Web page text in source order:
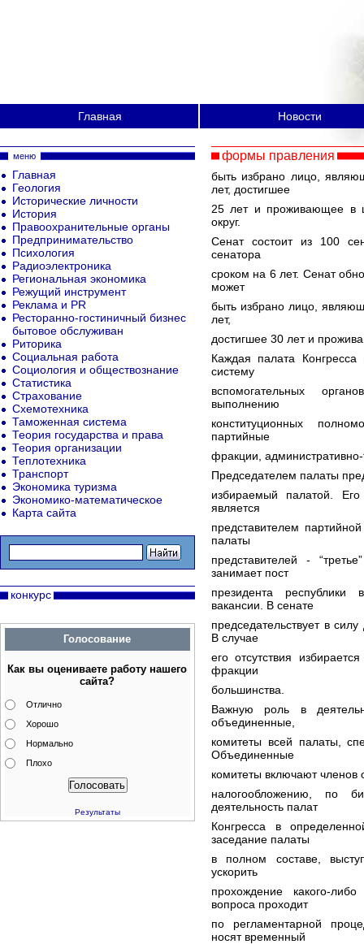
Главная Новости
формы правления
быть избрано лицо,
лет, достигшее
25 лет и проживающее в
округ.
Сенат состоит из 100
сенатора
сроком на 6 лет. Сенат
может
быть избрано лицо,
лет,
достигшее 30 лет и
Каждая палата
систему
вспомогательных
выполнению
конституционных
партийные
фракции,
Председателем палаты
избираемый палатой.
является
представителем
палаты
представителей -
занимает пост
президента
вакансии. В сенате
председательствует в
В случае
его отсутствия
фракции
большинства.
Важную роль в
объединенные,
комитеты всей палаты,
Объединенные
комитеты включают членов
налогообложению, по
деятельность палат
Конгресса в
заседание палаты
в полном составе,
ускорить
прохождение какого-
вопроса проходит
по регламентарной
носят временный
меню
Главная
Геология
Исторические личности
История
Правоохранительные органы
Предпринимательство
Психология
Радиоэлектроника
Региональная экономика
Режущий инструмент
Реклама и PR
Ресторанно-гостиничный бизнес
бытовое обслуживан
Риторика
Социальная работа
Социология и обществознание
Статистика
Страхование
Схемотехника
Таможенная система
Теория государства и права
Теория организации
Теплотехника
Транспорт
Экономика туризма
Экономико-математическое
Карта сайта
конкурс
Голосование
Как вы оцениваете работу нашего
сайта?
Отлично
Хорошо
Нормально
Плохо
Результаты